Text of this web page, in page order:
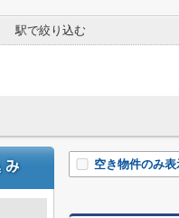
駅で絞り込む
空き物件のみ表